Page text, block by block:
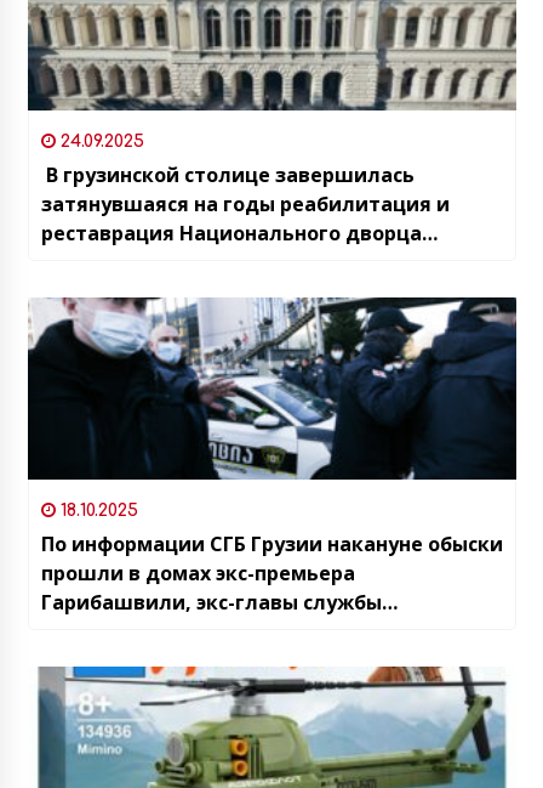
24.09.2025
В грузинской столице завершилась
затянувшаяся на годы реабилитация и
реставрация Национального дворца
18.10.2025
По информации СГБ Грузии накануне обыски
прошли в домах экс-премьера
Гарибашвили, экс-главы службы